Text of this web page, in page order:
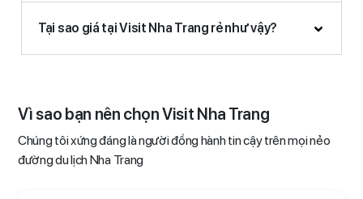
Tại sao giá tại Visit Nha Trang rẻ như vậy?
Vì sao bạn nên chọn Visit Nha Trang
Chúng tôi xứng đáng là người đồng hành tin cậy trên mọi nẻo
đường du lịch Nha Trang